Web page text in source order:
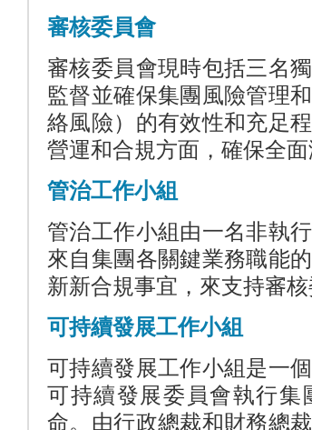
審核委員會
審核委員會現時包括三名
監督並確保集團風險管理
絡風險）的有效性和充足
營運和合規方面，確保全面
管治工作小組
管治工作小組由一名非執
來自集團各關鍵業務職能
新新合規事宜，來支持審核
可持續發展工作小組
可持續發展工作小組是一
可持續發展委員會執行集
命。由行政總裁和財務總